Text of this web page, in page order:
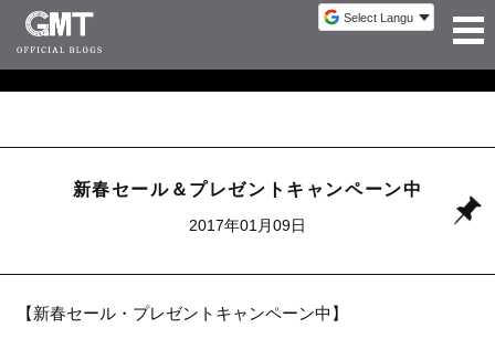
新春セール＆プレゼントキャンペーン中
2017年01月09日
【新春セール・プレゼントキャンペーン中】